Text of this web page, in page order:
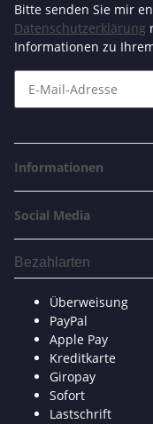
Bitte senden Sie mir
Datenschutzerklärung
Informationen zu
Informationen
Social Media
Bezahlarten
Überweisung
PayPal
Apple Pay
Kreditkarte
Giropay
Sofort
Lastschrift